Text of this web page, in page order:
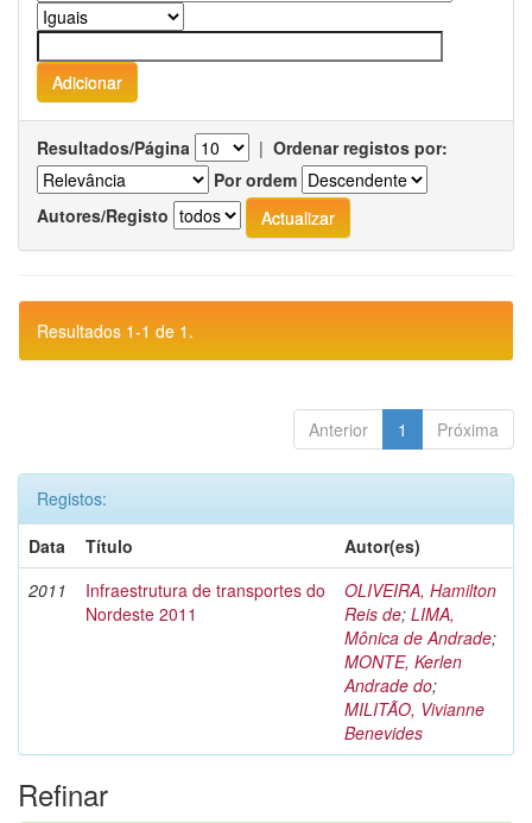
Resultados/Página | Ordenar registos por:
Por ordem
Autores/Registo
Resultados 1-1 de 1.
Anterior 1 Próxima
Registos:
Data
Título
Autor(es)
2011
Infraestrutura de transportes do
Nordeste 2011
OLIVEIRA, Hamilton
Reis de; LIMA,
Mônica de Andrade;
MONTE, Kerlen
Andrade do;
MILITÃO, Vivianne
Benevides
Refinar